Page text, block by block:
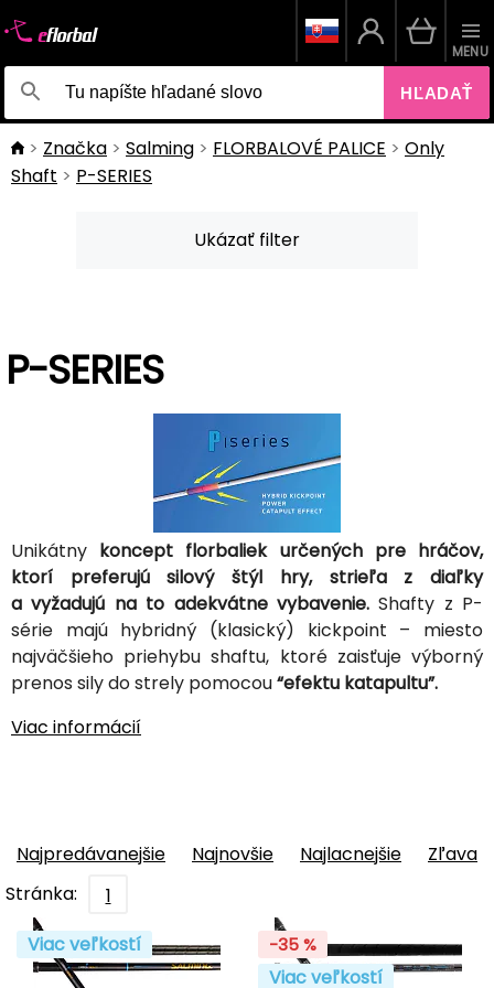
HĽADAŤ
MENU
Značka Salming FLORBALOVÉ PALICE
Only
Shaft
P-SERIES
Ukázať filter
P-SERIES
Unikátny koncept florbaliek určených pre hráčov,
ktorí preferujú silový štýl hry, strieľa z diaľky
a vyžadujú na to adekvátne vybavenie.Shafty z P-
série majú hybridný (klasický) kickpoint – miesto
najväčšieho priehybu shaftu, ktoré zaisťuje výborný
prenos sily do strely pomocou“efektu katapultu”.
Viac informácií
Najpredávanejšie Najnovšie Najlacnejšie
Zľava
Stránka:
1
Viac veľkostí
-35 %
Viac veľkostí